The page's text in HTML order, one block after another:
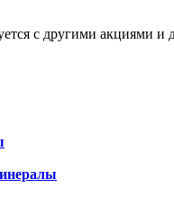
с другими акциями и